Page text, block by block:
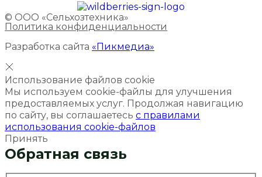
© ООО «Сельхозтехника»
Политика конфиденциальности
Разработка сайта «Пикмедиа»
Использование файлов cookie
Мы используем cookie-файлы для улучшения
предоставляемых услуг. Продолжая навигацию
по сайту, вы соглашаетесь с правилами
использования cookie-файлов
Принять
Обратная связь